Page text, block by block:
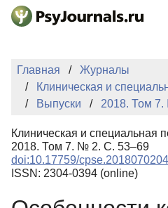
Перейти к основному
КЛЮЧЕВЫЕ
Регистрация
Главная
Журналы
Клиническая и
Выпуски
2018. Том
Клиническая и специальная
2018. Том 7. № 2. С. 53–69
doi:10.17759/cpse.2018070204
ISSN: 2304-0394 (online)